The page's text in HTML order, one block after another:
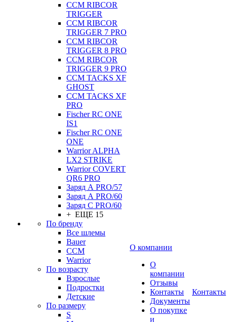
CCM RIBCOR
TRIGGER
CCM RIBCOR
TRIGGER 7 PRO
CCM RIBCOR
TRIGGER 8 PRO
CCM RIBCOR
TRIGGER 9 PRO
CCM TACKS XF
GHOST
CCM TACKS XF
PRO
Fischer RC ONE
IS1
Fischer RC ONE
ONE
Warrior ALPHA
LX2 STRIKE
Warrior COVERT
QR6 PRO
Заряд А PRO/57
Заряд А PRO/60
Заряд С PRO/60
+ ЕЩЕ 15
По бренду
Все шлемы
Bauer
CCM
Warrior
По возрасту
Взрослые
Подростки
Детские
По размеру
S
О компании
О
компании
Отзывы
Контакты
Документы
О покупке
и
Контакты